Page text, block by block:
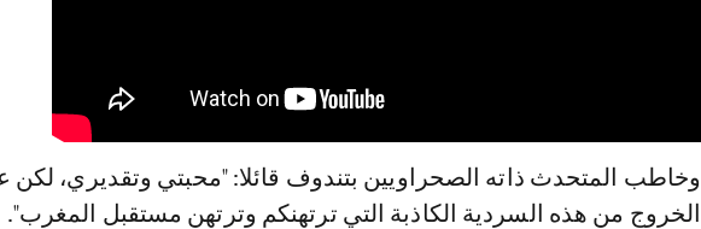
وخاطب المتحدث ذاته الصحراويين بتندوف قائلا: "محبتي وتقديري، لكن
الخروج من هذه السردية الكاذبة التي ترتهنكم وترتهن مستقبل المغرب".